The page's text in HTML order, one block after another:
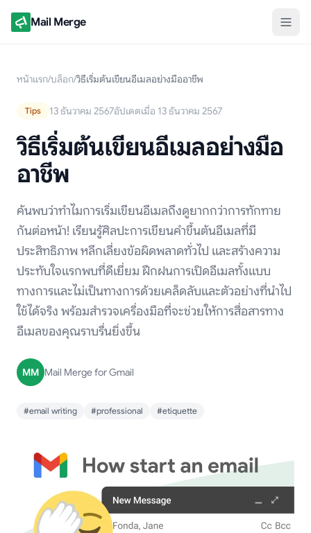
Mail Merge
หน้าแรก/บล็อก/วิธีเริ่มต้นเขียนอีเมลอย่างมืออาชีพ
Tips 13 ธันวาคม 2567อัปเดตเมื่อ 13 ธันวาคม 2567
วิธีเริ่มต้นเขียนอีเมลอย่างมือ
อาชีพ
ค้นพบว่าทำไมการเริ่มเขียนอีเมลถึงดูยากกว่าการทักทาย
กันต่อหน้า! เรียนรู้ศิลปะการเขียนคำขึ้นต้นอีเมลที่มี
ประสิทธิภาพ หลีกเลี่ยงข้อผิดพลาดทั่วไป และสร้างความ
ประทับใจแรกพบที่ดีเยี่ยม ฝึกฝนการเปิดอีเมลทั้งแบบ
ทางการและไม่เป็นทางการด้วยเคล็ดลับและตัวอย่างที่นำไป
ใช้ได้จริง พร้อมสำรวจเครื่องมือที่จะช่วยให้การสื่อสารทาง
อีเมลของคุณราบรื่นยิ่งขึ้น
MM Mail Merge for Gmail
#email writing #professional #etiquette